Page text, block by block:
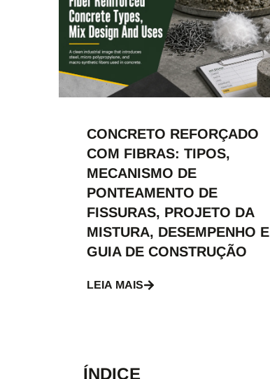
CONCRETO REFORÇADO
COM FIBRAS: TIPOS,
MECANISMO DE
PONTEAMENTO DE
FISSURAS, PROJETO DA
MISTURA, DESEMPENHO E
GUIA DE CONSTRUÇÃO
LEIA MAIS
ÍNDICE